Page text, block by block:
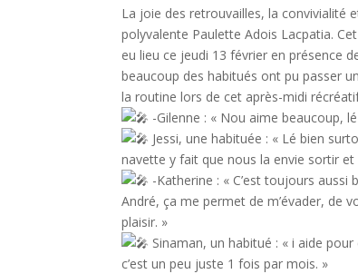
La joie des retrouvailles, la convivialité
polyvalente Paulette Adois Lacpatia.
eu lieu ce jeudi 13 février en présence
beaucoup des habitués ont pu passer
la routine lors de cet après-midi
-Gilenne : « Nou aime beaucoup,
Jessi, une habituée : « Lé bien
navette y fait que nous la envie sortir et
-Katherine : « C’est toujours
André, ça me permet de m’évader, de
plaisir. »
Sinaman, un habitué : « i aide
c’est un peu juste 1 fois par mois. »